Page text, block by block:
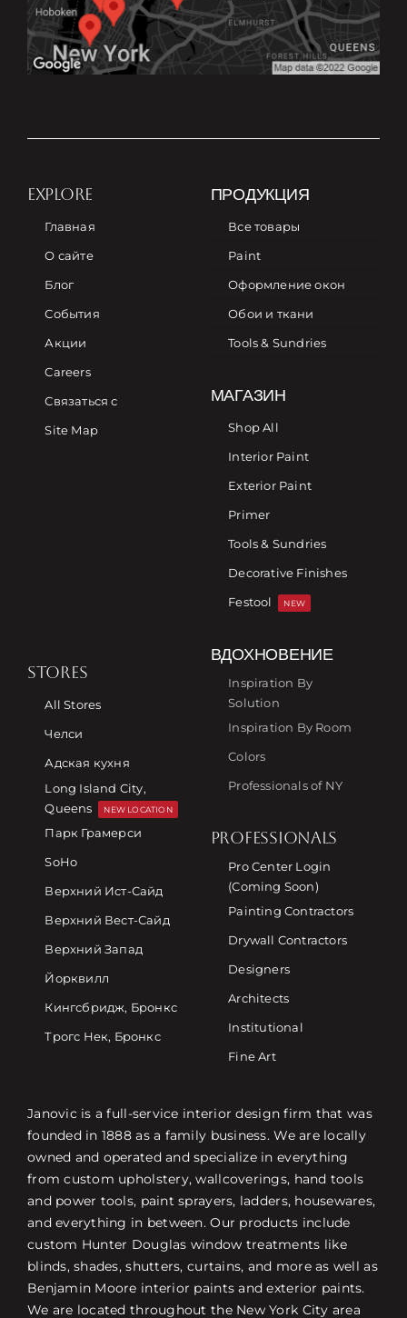
EXPLORE
Главная
О сайте
Блог
События
Акции
Careers
Связаться с
Site Map
ПРОДУКЦИЯ
Все товары
Paint
Оформление окон
Обои и ткани
Tools & Sundries
МАГАЗИН
Shop All
Interior Paint
Exterior Paint
Primer
Tools & Sundries
Decorative Finishes
Festool
NEW
STORES
All Stores
Челси
Адская кухня
Long Island City,
Queens
NEW LOCATION
Парк Грамерси
SoHo
Верхний Ист-Сайд
Верхний Вест-Сайд
Верхний Запад
Йорквилл
Кингсбридж, Бронкс
Трогс Нек, Бронкс
ВДОХНОВЕНИЕ
Inspiration By
Solution
Inspiration By Room
Colors
Professionals of NY
PROFESSIONALS
Pro Center Login
(Coming Soon)
Painting Contractors
Drywall Contractors
Designers
Architects
Institutional
Fine Art
Janovic is a full-service interior design firm that was
founded in 1888 as a family business. We are locally
owned and operated and specialize in everything
from custom upholstery, wallcoverings, hand tools
and power tools, paint sprayers, ladders, housewares,
and everything in between. Our products include
custom Hunter Douglas window treatments like
blinds, shades, shutters, curtains, and more as well as
Benjamin Moore interior paints and exterior paints.
We are located throughout the New York City area